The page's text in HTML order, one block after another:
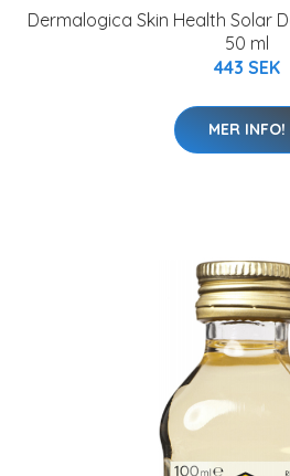
Dermalogica Skin Health Solar
50 ml
443 SEK
MER INFO!